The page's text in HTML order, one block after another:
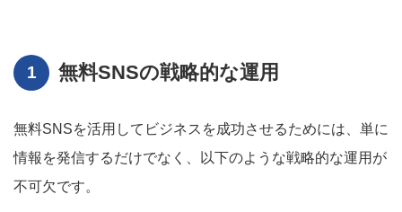
無料SNSの戦略的な運用
無料SNSを活用してビジネスを成功させるためには、単に
情報を発信するだけでなく、以下のような戦略的な運用が
不可欠です。